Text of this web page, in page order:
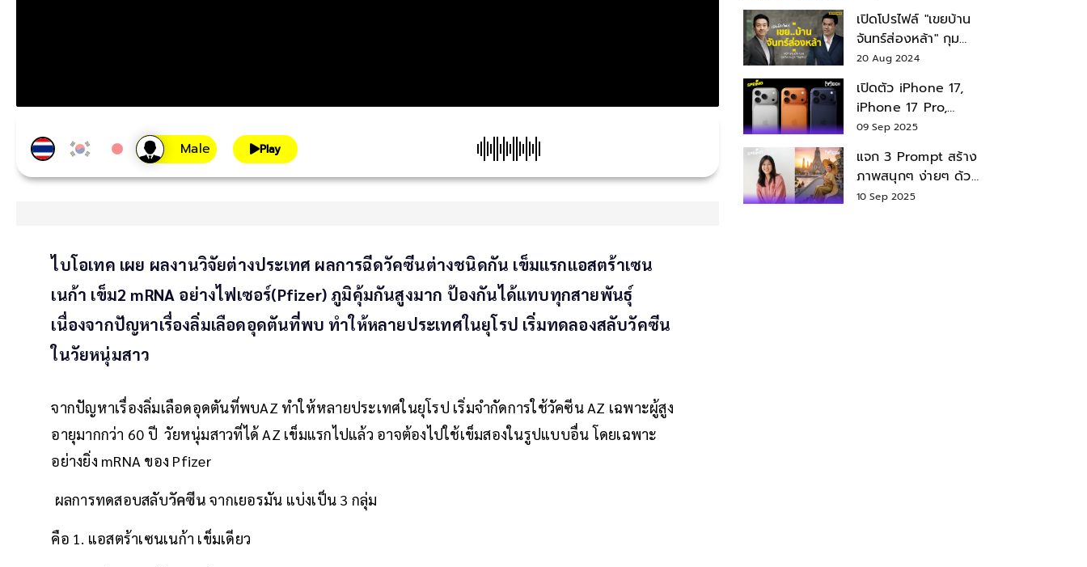
Play
ไบโอเทค เผย ผลงานวิจัยต่างประเทศ ผลการฉีดวัคซีนต่างชนิดกัน เข็มแรกแอสตร้าเซน
เนก้า เข็ม2 mRNA อย่างไฟเซอร์(Pfizer) ภูมิคุ้มกันสูงมาก ป้องกันได้แทบทุกสายพันธุ์
เนื่องจากปัญหาเรื่องลิ่มเลือดอุดตันที่พบ ทำให้หลายประเทศในยุโรป เริ่มทดลองสลับวัคซีน
ในวัยหนุ่มสาว
จากปัญหาเรื่องลิ่มเลือดอุดตันที่พบAZ ทำให้หลายประเทศในยุโรป เริ่มจำกัดการใช้วัคซีน AZ เฉพาะผู้สูง
อายุมากกว่า 60 ปี วัยหนุ่มสาวที่ได้ AZ เข็มแรกไปแล้ว อาจต้องไปใช้เข็มสองในรูปแบบอื่น โดยเฉพาะ
อย่างยิ่ง mRNA ของ Pfizer
ผลการทดสอบสลับวัคซีน จากเยอรมัน แบ่งเป็น 3 กลุ่ม
คือ 1. แอสตร้าเซนเนก้า เข็มเดียว
เปิดโปรไฟล์ "เขยบ้าน
จันทร์ส่องหล้า" กุม
บังเหียนธุรกิจตระกูล
"ชินวัตร"
20 Aug 2024
เปิดตัว iPhone 17,
iPhone 17 Pro,
iPhone 17 Air สเปค
09 Sep 2025
แจก 3 Prompt สร้าง
ภาพสนุกๆ ง่ายๆ ด้วย
Nano Banana ใน
10 Sep 2025